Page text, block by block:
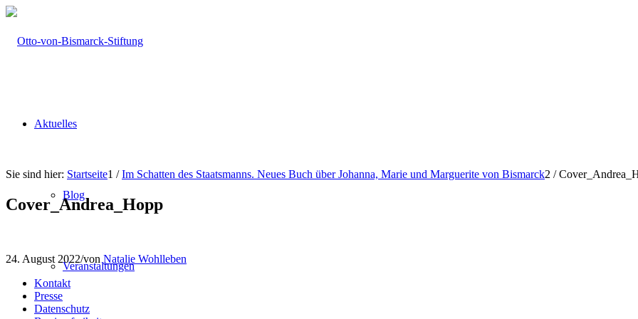
Aktuelles
Blog
Veranstaltungen
Sie sind hier: Startseite1 / Im Schatten des Staatsmanns. Neues Buch über Johanna, Marie und Marguerite von Bismarck2 /
Cover_Andrea_Hopp
24. August 2022/von Natalie Wohlleben
Kontakt
Presse
Datenschutz